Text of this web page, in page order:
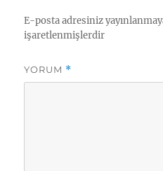
E-posta adresiniz
işaretlenmişlerdir
YORUM *